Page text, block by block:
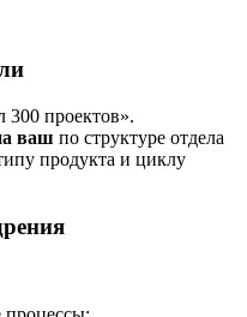
300 проектов».
ваш по структуре отдела
продукта и циклу